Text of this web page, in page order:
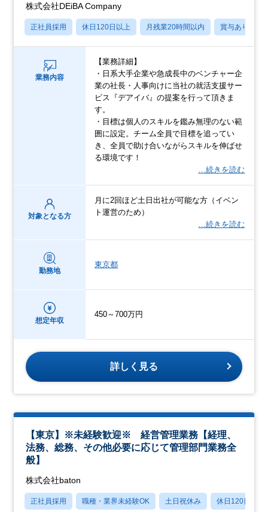
株式会社DEiBA Company
正社員採用 休日120日以上 月残業20時間以内 賞与あり
業務内容
【業務詳細】
・日系大手企業や急成長中のベンチャー企
業の社長・人事向けに当社の就活支援サー
ビス『デアイバ』の提案を行って頂きま
す。
・目標は個人のスキルを鑑み無理のない範
囲に設定。チーム全員で目標を追ってい
き、全員で助け合いながらスキルを伸ばせ
る環境です！
…続きを読む
対象となる方
月に2回ほど土日出社が可能な方（イベン
ト運営のため）
…続きを読む
勤務地
東京都
想定年収
450～700万円
詳しく見る
【東京】※未経験歓迎※ 経営管理業務【経理、
法務、総務、その他必要に応じて管理部門業務全
般】
株式会社baton
正社員採用 職種・業界未経験OK 土日祝休み 休日120日以上